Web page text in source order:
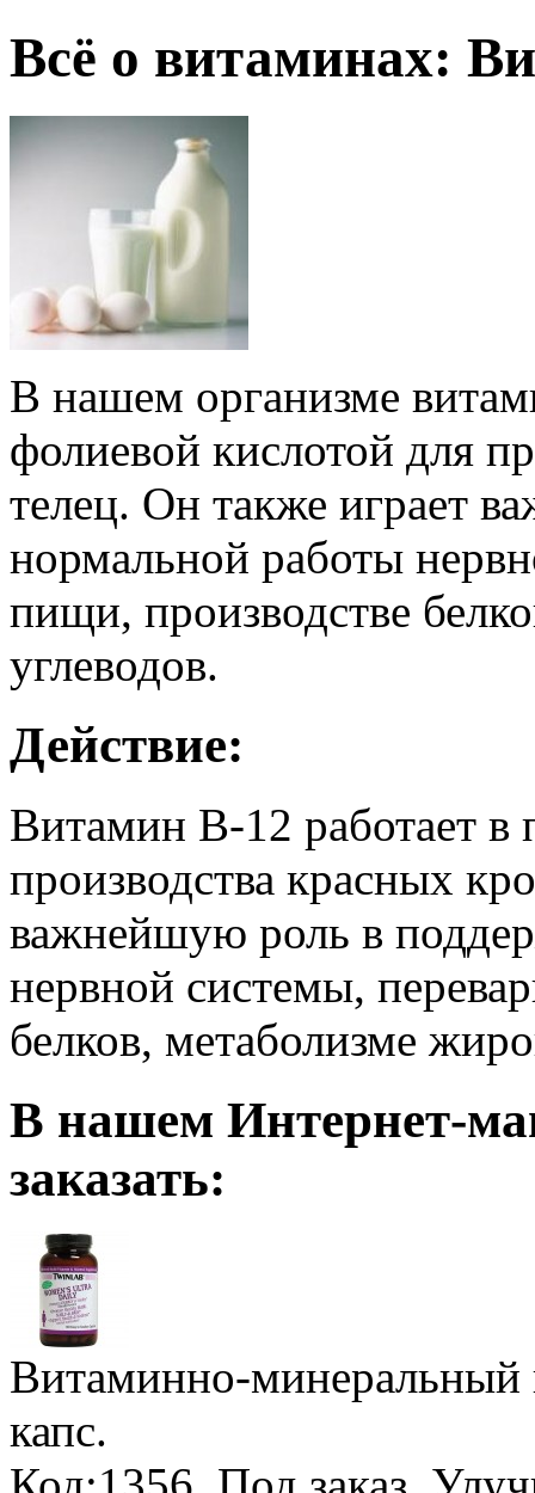
Всё о витаминах:
В нашем организме
фолиевой кислотой для
телец. Он также играет
нормальной работы
пищи, производстве
углеводов.
Действие:
Витамин В-12 работает в
производства красных
важнейшую роль в
нервной системы,
белков, метаболизме
В нашем Интернет-
заказать:
Витаминно-
капс.